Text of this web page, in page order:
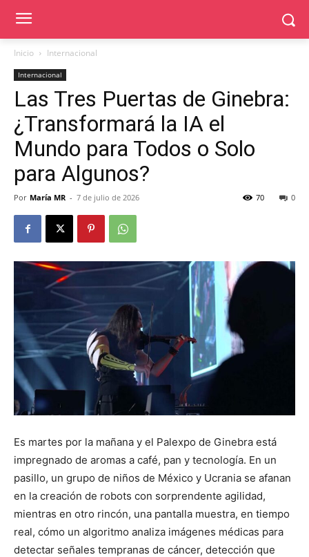
Inicio Internacional
Internacional
Las Tres Puertas de Ginebra:
¿Transformará la IA el
Mundo para Todos o Solo
para Algunos?
Por María MR - 7 de julio de 2026 0
70
Es martes por la mañana y el Palexpo de Ginebra está
impregnado de aromas a café, pan y tecnología. En un
pasillo, un grupo de niños de México y Ucrania se afanan
en la creación de robots con sorprendente agilidad,
mientras en otro rincón, una pantalla muestra, en tiempo
real, cómo un algoritmo analiza imágenes médicas para
detectar señales tempranas de cáncer, detección que